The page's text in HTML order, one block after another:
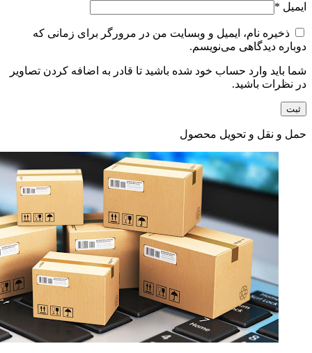
ایمیل *
ذخیره نام، ایمیل و وبسایت من در مرورگر برای زمانی که
دوباره دیدگاهی می‌نویسم.
شما باید وارد حساب خود شده باشید تا قادر به اضافه کردن تصاویر
در نظرات باشید.
حمل و نقل و تحویل محصول